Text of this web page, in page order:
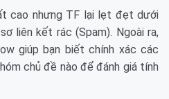
cao nhưng TF lại lẹt đẹt dưới
liên kết rác (Spam). Ngoài ra,
giúp bạn biết chính xác các
chủ đề nào để đánh giá tính